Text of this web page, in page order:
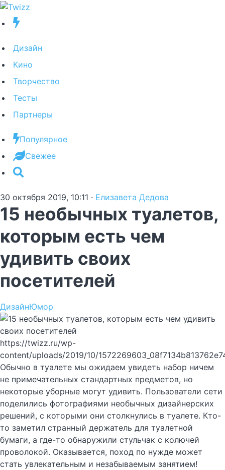
Дизайн
Кино
Творчество
Тесты
Партнеры
Популярное
Свежее
30 октября 2019, 10:11 · Елизавета Дедова
15 необычных туалетов,
которым есть чем
удивить своих
посетителей
ДизайнЮмор
https://twizz.ru/wp-
content/uploads/2019/10/
Обычно в туалете мы ожидаем увидеть набор ничем
не примечательных стандартных предметов, но
некоторые уборные могут удивить. Пользователи сети
поделились фотографиями необычных дизайнерских
решений, с которыми они столкнулись в туалете. Кто-
то заметил странный держатель для туалетной
бумаги, а где-то обнаружили стульчак с колючей
проволокой. Оказывается, поход по нужде может
стать увлекательным и незабываемым занятием!